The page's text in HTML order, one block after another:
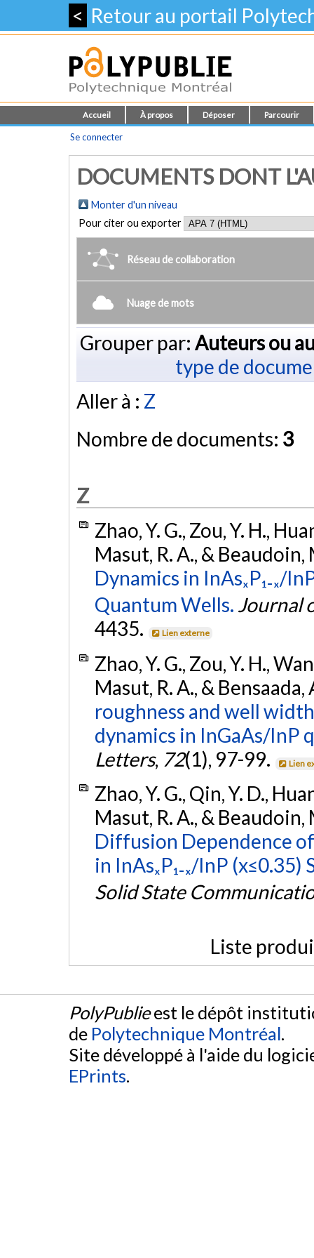
< Retour au portail
Accueil À propos Déposer Parcourir
Se connecter
DOCUMENTS DONT
Monter d'un niveau
Pour citer ou exporter
Réseau de collaboration
Nuage de mots
Grouper par: Auteurs ou
type de
Aller à : Z
Nombre de documents: 3
Z
Zhao, Y. G., Zou, Y. H.,
Masut, R. A., &
Dynamics in InAsₓP₁₋ₓ/
Quantum Wells. Journal
4435.
Lien externe
Zhao, Y. G., Zou, Y. H.,
Masut, R. A., &
roughness and well
dynamics in InGaAs/InP
Letters, 72(1), 97-99. Lien
Zhao, Y. G., Qin, Y. D.,
Masut, R. A., &
Diffusion Dependence
in InAsₓP₁₋ₓ/InP
Solid State
Liste
PolyPublieest le dépôt
de Polytechnique Montréal.
Site développé à l'aide du
EPrints.